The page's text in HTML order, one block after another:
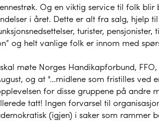
Og en viktig service til folk blir
i året. Dette er alt fra salg, hjelp
turister, pensjonister,
og helt vanlige folk er innom med
møte Norges Handikapforbund,
og at "...midlene som fristilles ved
for disse gruppene på andre
tatt! Ingen forvarsel til
(igjen) i saker som rammer